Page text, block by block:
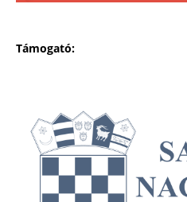
Támogató: